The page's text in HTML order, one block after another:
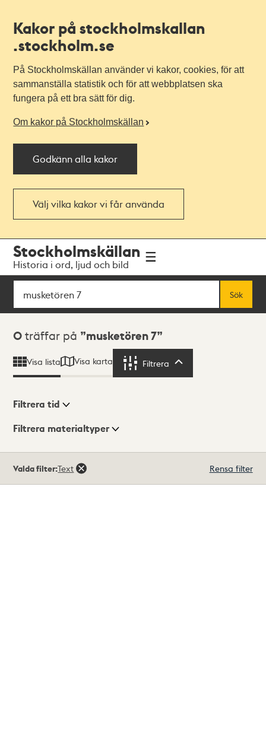
Kakor på stockholmskallan
.stockholm.se
På Stockholmskällan använder vi kakor, cookies, för att
sammanställa statistik och för att webbplatsen ska
fungera på ett bra sätt för dig.
Om kakor på Stockholmskällan
Godkänn alla kakor
Välj vilka kakor vi får använda
navigationen
huvudinnehållet
Stockholmskällan
Historia i ord, ljud och bild
Sök
Sök
Sökresultat
0 träffar på musketören 7
Visa lista Visa karta Filtrera
Visningsläge
Filtrera tid
Filtrera materialtyper
träffar
Valda filter:Text Rensa filter